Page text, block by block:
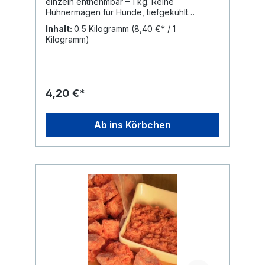
zurück ins Eisfach legen. Ideal für eine
saubere und einfache Portionierung.
Hühnermägen für Hunde, tiefgekühlt
verarbeitet und ohne Zusätze. Die Stücke
sind lose gefrostet und lassen sich
portionsweise entnehmen. Hühnermägen
gröbere Konsistenz in die Ration. Als
Hühnermägen eine strukturierte Ration,
ersetzen jedoch keine vollständige
Mahlzeit. Mini-FAQ Sind Hühnermägen für
Kann man Hühnermägen roh füttern? Das
Produkt ist für die Rohfütterung vorgesehen
und tiefgekühlt verarbeitet. Bei Bedarf
können die Mägen auch schonend gegart
als normales Hühnerfleisch? Der Magen ist
ein stark ausgeprägter Muskel. Dadurch ist
die Struktur kompakter und bissfester als
Inhalt: 0.5 Kilogramm (8,40 €* / 1
Kilogramm)
4,20 €*
Ab ins Körbchen